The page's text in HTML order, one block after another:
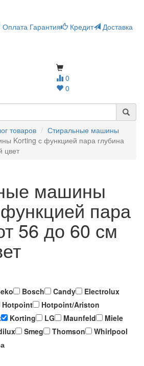
Оплата Гарантия Кредит
Доставка
0
0
товаров
Стиральные машины
Korting с функцией пара глубина
цвет
машины
пара
56 до 60 см
Bosch Candy
Electrolux
Hotpoint
Hotpoint/Ariston
Korting LG Maunfeld
Miele
Smeg Thomson
Whirlpool